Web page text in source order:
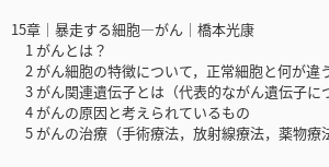
15章｜暴走する細胞―がん｜橋本光康
1 がんとは？
2 がん細胞の特徴について，正常細胞と何が違
3 がん関連遺伝子とは（代表的ながん遺伝子に
4 がんの原因と考えられているもの
5 がんの治療（手術療法，放射線療法，薬物療